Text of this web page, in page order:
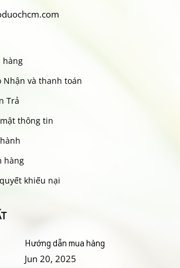
hàng
Nhận và thanh toán
Trả
thông tin
hàng
khiếu nại
Hướng dẫn mua hàng
Jun 20, 2025